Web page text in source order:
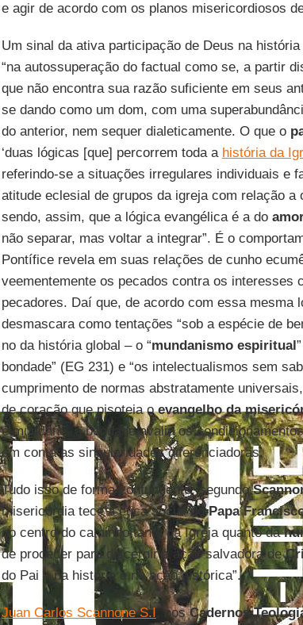
e agir de acordo com os planos misericordiosos
Um sinal da ativa participação de Deus na
“na autossuperação do factual como se, a partir
que não encontra sua razão suficiente em seus
se dando como um dom, com uma
do anterior, nem sequer dialeticamente. O que o
‘duas lógicas [que] percorrem toda a história da
referindo-se a situações irregulares individuais e
atitude eclesial de grupos da igreja com relação a
sendo, assim, que a lógica evangélica é a do
não separar, mas voltar a integrar”. É o
Pontífice revela em suas relações de cunho
veementemente os pecados contra os interesses
pecadores. Daí que, de acordo com essa mesma
desmascara como tentações “sob a espécie de
no da história global – o “mundanismo espiritual
bondade” (EG 231) e “os intelectualismos sem
cumprimento de normas abstratamente
de coração que pisoteia oevangelho da
é mundano, a bondade avalia os
em conta as singularidades diferenciadoras.
Tudo isso de forma contundente, segundo
misericórdia tece a ética social doPapa
no centro do caminho tanto da Igreja quanto da
de proceder para discernir a ação salvadora de
do Pai – na história e na ação histórica”.
Juan Carlos Scannone S.I, nosCadernos